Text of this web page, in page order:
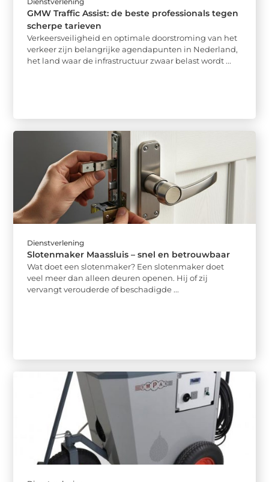
GMW Traffic Assist: de beste professionals tegen
scherpe tarieven
Verkeersveiligheid en optimale doorstroming van het
verkeer zijn belangrijke agendapunten in Nederland,
het land waar de infrastructuur zwaar belast wordt ...
Dienstverlening
Slotenmaker Maassluis – snel en betrouwbaar
Wat doet een slotenmaker? Een slotenmaker doet
veel meer dan alleen deuren openen. Hij of zij
vervangt verouderde of beschadigde ...